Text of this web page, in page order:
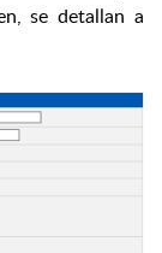
se detallan a